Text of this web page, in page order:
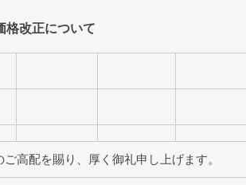
格改正について
高配を賜り、厚く御礼申し上げます。